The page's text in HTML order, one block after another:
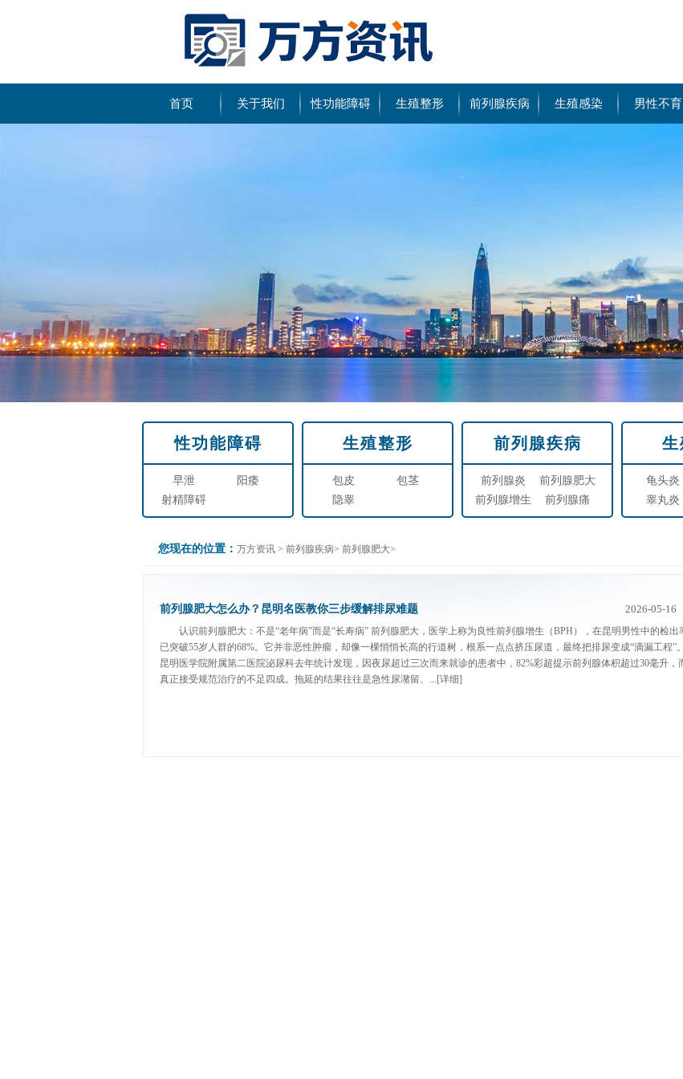
首页 关于我们 性功能障碍 生殖整形 前列腺疾病 生殖感染 男性不育
性功能障碍
早泄
阳痿
射精障碍
生殖整形
包皮
包茎
隐睾
前列腺疾病
前列腺炎
前列腺肥大
前列腺增生
前列腺痛
生
龟头炎
睾丸炎
您现在的位置： 万方资讯> 前列腺疾病> 前列腺肥大>
前列腺肥大怎么办？昆明名医教你三步缓解排尿难题 2026-05-16
认识前列腺肥大：不是“老年病”而是“长寿病” 前列腺肥大，医学上称为良性前列腺增生（BPH），在昆明男性中的检出
已突破55岁人群的68%。它并非恶性肿瘤，却像一棵悄悄长高的行道树，根系一点点挤压尿道，最终把排尿变成“滴漏工程”。
昆明医学院附属第二医院泌尿科去年统计发现，因夜尿超过三次而来就诊的患者中，82%彩超提示前列腺体积超过30毫升，
真正接受规范治疗的不足四成。拖延的结果往往是急性尿潴留、...
[详细]